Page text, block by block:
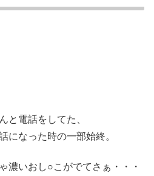
と電話をしてた、
になった時の一部始終。
濃いおし○こがでてさぁ・・・